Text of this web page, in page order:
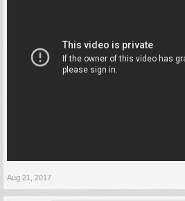
Aug 21, 2017